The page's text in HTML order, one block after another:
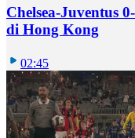
Chelsea-Juventus
di Hong Kong
02:45